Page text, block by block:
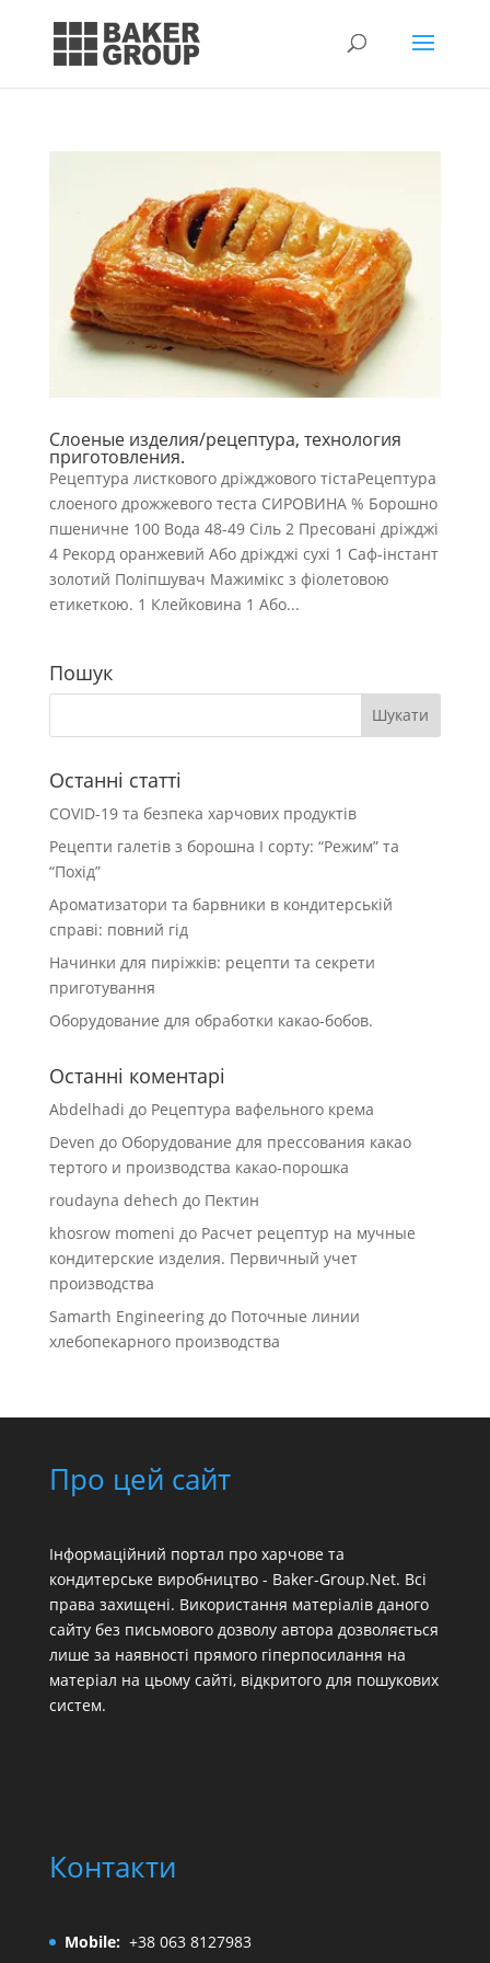
Слоеные изделия/рецептура, технология
приготовления.
Рецептура листкового дріжджового тістаРецептура
слоеного дрожжевого теста СИРОВИНА % Борошно
пшеничне 100 Вода 48-49 Сіль 2 Пресовані дріжджі
4 Рекорд оранжевий Або дріжджі сухі 1 Саф-інстант
золотий Поліпшувач Мажимікс з фіолетовою
етикеткою. 1 Клейковина 1 Або...
Пошук
Останні статті
COVID-19 та безпека харчових продуктів
Рецепти галетів з борошна І сорту: “Режим” та
“Похід”
Ароматизатори та барвники в кондитерській
справі: повний гід
Начинки для пиріжків: рецепти та секрети
приготування
Оборудование для обработки какао-бобов.
Останні коментарі
Abdelhadi до Рецептура вафельного крема
Deven до Оборудование для прессования какао
тертого и производства какао-порошка
roudayna dehech до Пектин
khosrow momeni до Расчет рецептур на мучные
кондитерские изделия. Первичный учет
производства
Samarth Engineeringдо Поточные линии
хлебопекарного производства
Про цей сайт
Інформаційний портал про харчове та
кондитерське виробництво - Baker-Group.Net. Всі
права захищені. Використання матеріалів даного
сайту без письмового дозволу автора дозволяється
лише за наявності прямого гіперпосилання на
матеріал на цьому сайті, відкритого для пошукових
систем.
Контакти
Mobile: +38 063 8127983